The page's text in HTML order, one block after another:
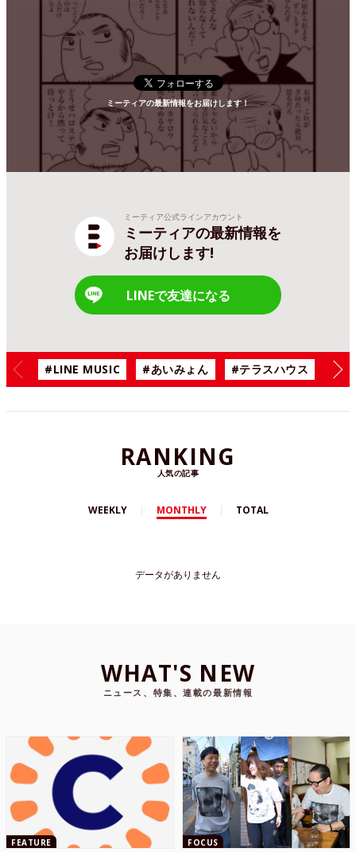
ミーティアの最新情報をお届けします！
ミーティア公式ラインアカウント
ミーティアの最新情報を
お届けします!
LINEで友達になる
#LINE MUSIC #あいみょん #テラスハウス #
RANKING
人気の記事
WEEKLY MONTHLY TOTAL
データがありません
WHAT'S NEW
ニュース、特集、連載の最新情報
FEATURE FOCUS